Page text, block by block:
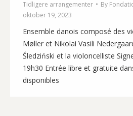
Tidligere arrangementer By
oktober 19, 2023
Ensemble danois composé des
Møller et Nikolai Vasili
Śledziński et la violoncelliste
19h30 Entrée libre et gratuite
disponibles